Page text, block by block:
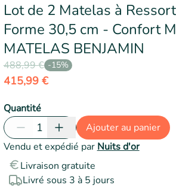
Lot de 2 Matelas à
Forme 30,5 cm - Confort
MATELAS BENJAMIN
488,99 € -15%
415,99 €
Quantité
1
Ajouter au panier
Vendu et expédié par Nuits d'or
Livraison gratuite
Livré sous 3 à 5 jours